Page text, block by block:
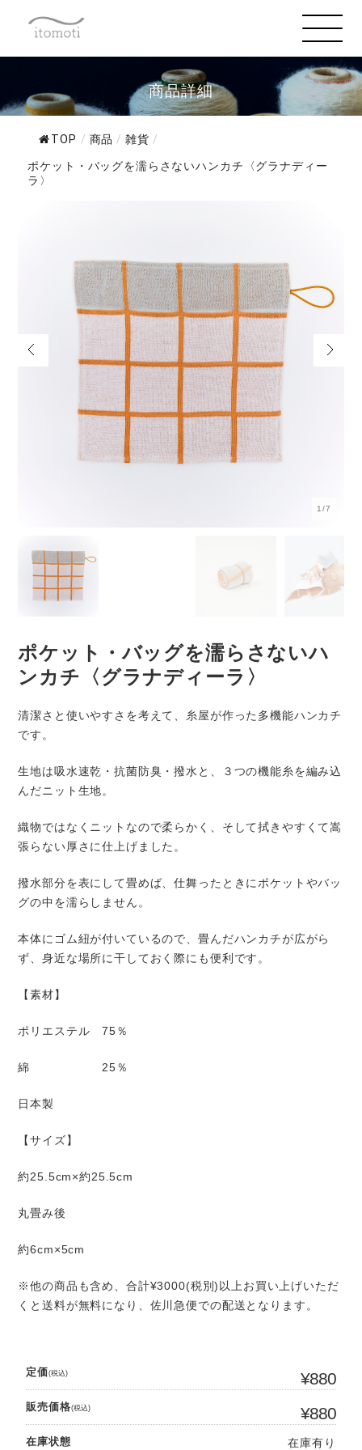
商品詳細
TOP / 商品 / 雑貨 /
ポケット・バッグを濡らさないハンカチ〈グラナディー
ラ〉
1/7
ポケット・バッグを濡らさないハ
ンカチ〈グラナディーラ〉
清潔さと使いやすさを考えて、糸屋が作った多機能ハンカチ
です。
生地は吸水速乾・抗菌防臭・撥水と、３つの機能糸を編み込
んだニット生地。
織物ではなくニットなので柔らかく、そして拭きやすくて嵩
張らない厚さに仕上げました。
撥水部分を表にして畳めば、仕舞ったときにポケットやバッ
グの中を濡らしません。
本体にゴム紐が付いているので、畳んだハンカチが広がら
ず、身近な場所に干しておく際にも便利です。
【素材】
ポリエステル 75％
綿 25％
日本製
【サイズ】
約25.5cm×約25.5cm
丸畳み後
約6cm×5cm
※他の商品も含め、合計¥3000(税別)以上お買い上げいただ
くと送料が無料になり、佐川急便での配送となります。
定価(税込) ¥880
販売価格(税込) ¥880
在庫状態 在庫有り